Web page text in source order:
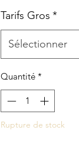
Tarifs Gros *
Sélectionner
Quantité *
Rupture de stock